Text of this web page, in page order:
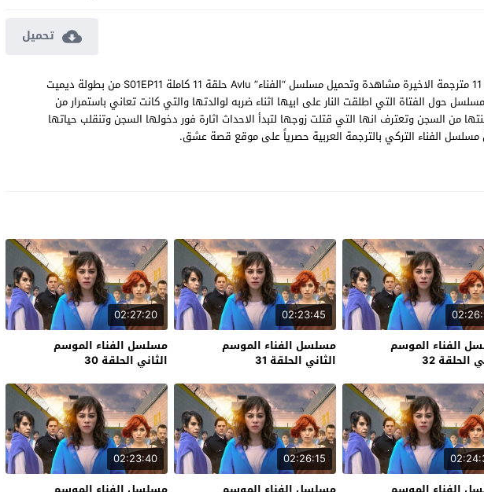
تحميل
مسلسل الفناء الموسم الاول الحلقة 11 مترجمة الاخيرة مشاهدة وتحميل مسلسل “الفناء” Avlu حلقة 11 كاملة S01EP11 من بطولة ديميت
حول الفتاة التي اطلقت النار على ابيها اثناء ضربه لوالدتها والتي كانت تعاني باستمرار من
من السجن وتعترف انها التي قتلت زوجها لتبدأ الاحداث اثارة فور دخولها السجن وتنقلب حياتها
الفناء الموسم
الحلقة 32
02:23:45
مسلسل الفناء الموسم
الثاني الحلقة 31
02:27:20
مسلسل الفناء الموسم
الثاني الحلقة 30
02:26:15
02:23:40